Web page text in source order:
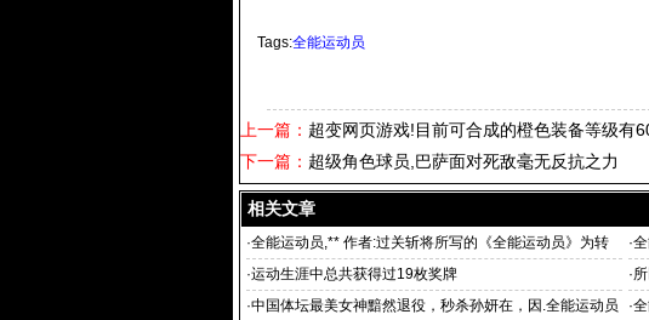
Tags:全能运动员
上一篇： 超变网页游戏!目前可合成的橙色装备等级有
下一篇： 超级角色球员,巴萨面对死敌毫无反抗之力
相关文章
·全能运动员,** 作者:过关斩将所写的《全能运动员》为转
载全能
·
·运动生涯中总共获得过19枚奖牌 ·
·中国体坛最美女神黯然退役，秒杀孙妍在，因.全能运动员 ·